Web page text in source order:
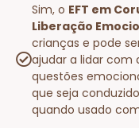
Sim, o EFT em
Liberação
crianças e pode
ajudar a lidar com
questões
que seja
quando usado